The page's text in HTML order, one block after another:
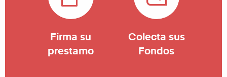
Firma su
prestamo
Colecta sus
Fondos